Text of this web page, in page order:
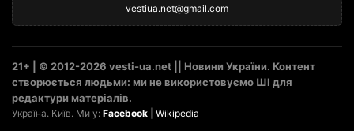
vestiua.net@gmail.com
21+ | © 2012-2026 vesti-ua.net || Новини України. Контент
створюється людьми: ми не використовуємо ШІ для
редактури матеріалів.
Україна. Київ. Ми у: Facebook Wikipedia